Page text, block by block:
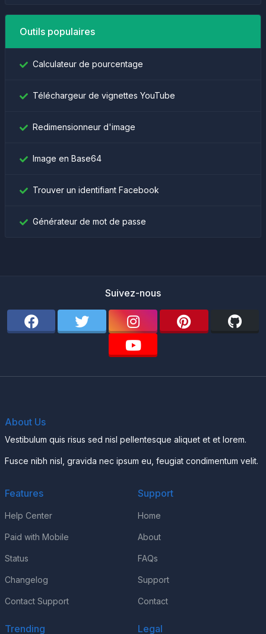
Outils populaires
Calculateur de pourcentage
Téléchargeur de vignettes YouTube
Redimensionneur d'image
Image en Base64
Trouver un identifiant Facebook
Générateur de mot de passe
Suivez-nous
About Us
Vestibulum quis risus sed nisl pellentesque aliquet et et lorem.
Fusce nibh nisl, gravida nec ipsum eu, feugiat condimentum velit.
Features
Help Center
Paid with Mobile
Status
Changelog
Contact Support
Support
Home
About
FAQs
Support
Contact
Trending Legal